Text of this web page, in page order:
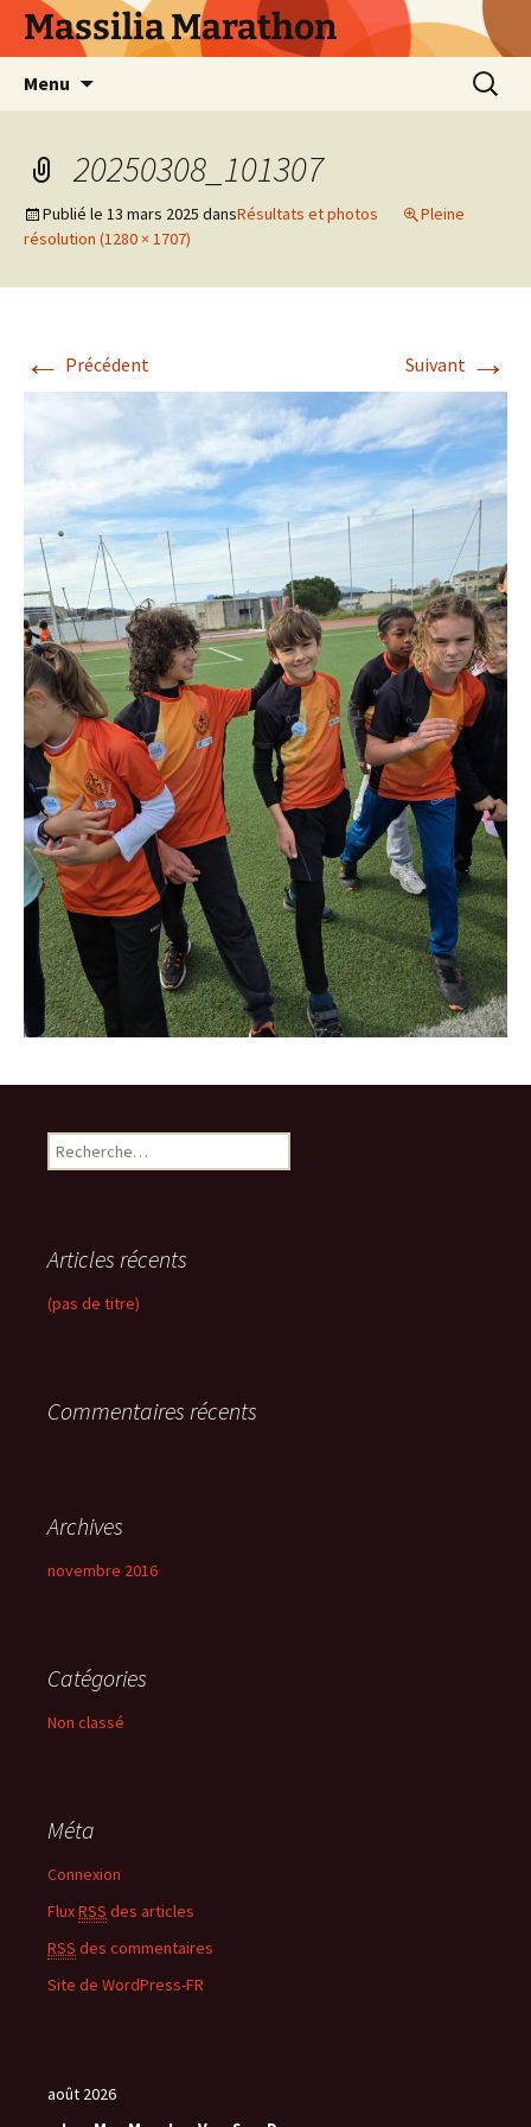
AllerMassilia Marathon
Menu
20250308_101307
Publié le 13 mars 2025 dansRésultats et photos
Pleine
résolution (1280 × 1707)
← Précédent Suivant →
R
e
r
c
h
:
Articles récents
(pas de titre)
Commentaires récents
Archives
novembre 2016
Catégories
Non classé
Méta
Connexion
FluxRSS des articles
RSS des commentaires
Site de WordPress-FR
août 2026